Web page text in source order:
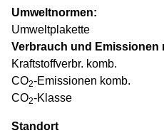
Umweltnormen:
Umweltplakette
Verbrauch und Emissionen
Kraftstoffverbr. komb.
CO2-Emissionen komb.
CO2-Klasse
Standort